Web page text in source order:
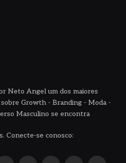
Neto Angel um dos maiores
Growth - Branding - Moda -
Masculino se encontra
Conecte-se conosco: